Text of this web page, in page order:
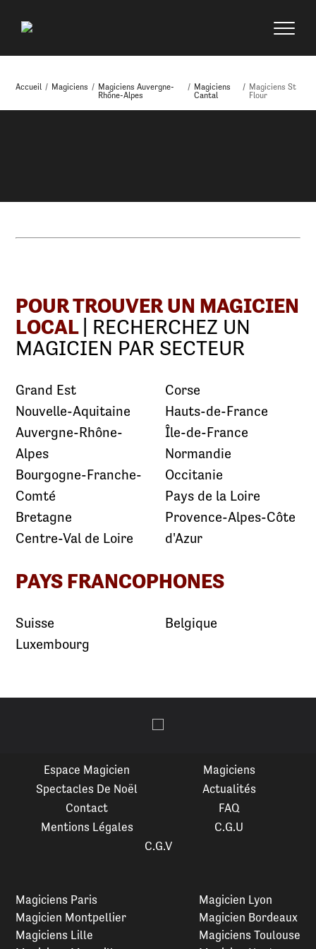
Accueil / Magiciens / Magiciens Auvergne-
Rhône-Alpes
/ Magiciens
Cantal
/ Magiciens St
Flour
POUR TROUVER UN MAGICIEN
LOCAL | RECHERCHEZ UN
MAGICIEN PAR SECTEUR
Grand Est
Nouvelle-Aquitaine
Auvergne-Rhône-
Alpes
Bourgogne-Franche-
Comté
Bretagne
Centre-Val de Loire
Corse
Hauts-de-France
Île-de-France
Normandie
Occitanie
Pays de la Loire
Provence-Alpes-Côte
d'Azur
PAYS FRANCOPHONES
Suisse
Luxembourg
Belgique
Espace Magicien
Magiciens
Spectacles De Noël
Actualités
Contact
FAQ
Mentions Légales
C.G.U
C.G.V
Magiciens Paris
Magicien Montpellier
Magiciens Lille
Magicien Lyon
Magicien Bordeaux
Magiciens Toulouse